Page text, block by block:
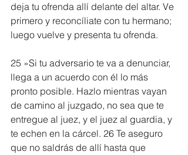
deja tu ofrenda allí delante del altar. Ve
primero y reconcíliate con tu hermano;
luego vuelve y presenta tu ofrenda.
25 »Si tu adversario te va a denunciar,
llega a un acuerdo con él lo más
pronto posible. Hazlo mientras vayan
de camino al juzgado, no sea que te
entregue al juez, y el juez al guardia, y
te echen en la cárcel. 26 Te aseguro
que no saldrás de allí hasta que